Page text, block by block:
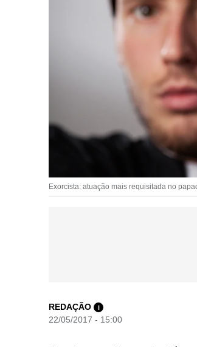
Exorcista: atuação mais requisitada no
REDAÇÃO i
22/05/2017 - 15:00